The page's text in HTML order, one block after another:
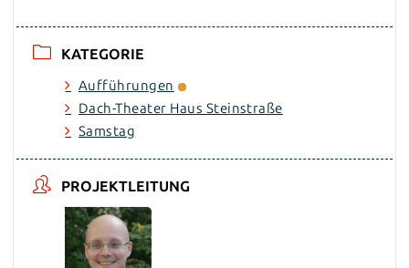
KATEGORIE
Aufführungen
Dach-Theater Haus Steinstraße
Samstag
PROJEKTLEITUNG